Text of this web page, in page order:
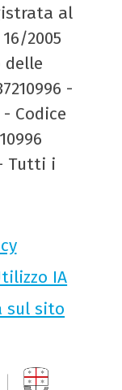
al
2005
delle
-
- Codice
Tutti i
IA
sul sito